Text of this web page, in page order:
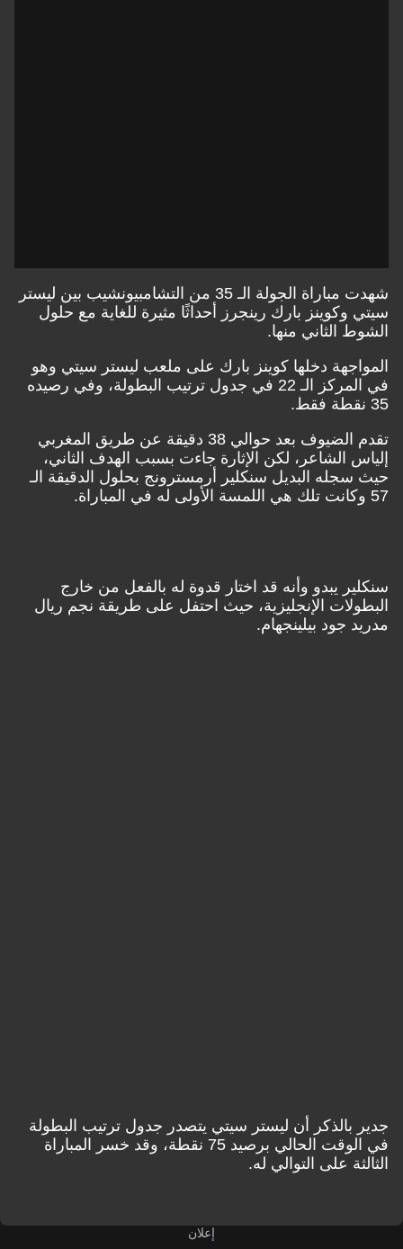
شهدت مباراة الجولة الـ 35 من التشامبيونشيب بين ليستر
سيتي وكوينز بارك رينجرز أحداثًا مثيرة للغاية مع حلول
الشوط الثاني منها.
المواجهة دخلها كوينز بارك على ملعب ليستر سيتي وهو
في المركز الـ 22 في جدول ترتيب البطولة، وفي رصيده
35 نقطة فقط.
تقدم الضيوف بعد حوالي 38 دقيقة عن طريق المغربي
إلياس الشاعر، لكن الإثارة جاءت بسبب الهدف الثاني،
حيث سجله البديل سنكلير أرمسترونج بحلول الدقيقة الـ
57 وكانت تلك هي اللمسة الأولى له في المباراة.
سنكلير يبدو وأنه قد اختار قدوة له بالفعل من خارج
البطولات الإنجليزية، حيث احتفل على طريقة نجم ريال
مدريد جود بيلينجهام.
جدير بالذكر أن ليستر سيتي يتصدر جدول ترتيب البطولة
في الوقت الحالي برصيد 75 نقطة، وقد خسر المباراة
الثالثة على التوالي له.
إعلان